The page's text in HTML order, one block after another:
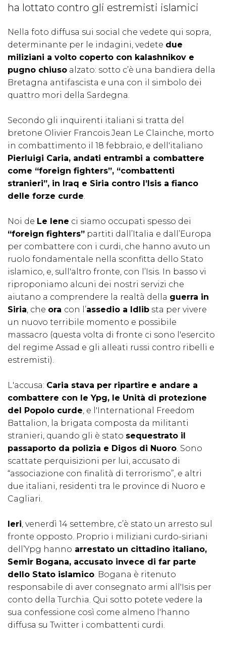
ha lottato contro gli estremisti islamici
Nella foto diffusa sui social che vedete qui sopra,
determinante per le indagini, vedete due
miliziani a volto coperto con kalashnikov e
pugno chiuso alzato: sotto c’è una bandiera della
Bretagna antifascista e una con il simbolo dei
quattro mori della Sardegna.
Secondo gli inquirenti italiani si tratta del
bretone Olivier Francois Jean Le Clainche, morto
in combattimento il 18 febbraio, e dell'italiano
Pierluigi Caria, andati entrambi a combattere
come “foreign fighters”, “combattenti
stranieri”, in Iraq e Siria contro l’Isis a fianco
delle forze curde.
Noi de Le Iene ci siamo occupati spesso dei
“foreign fighters” partiti dall’Italia e dall’Europa
per combattere con i curdi, che hanno avuto un
ruolo fondamentale nella sconfitta dello Stato
islamico, e, sull'altro fronte, con l’Isis. In basso vi
riproponiamo alcuni dei nostri servizi che
aiutano a comprendere la realtà della guerra in
Siria, che ora con l’assedio a Idlib sta per vivere
un nuovo terribile momento e possibile
massacro (questa volta di fronte ci sono l'esercito
del regime Assad e gli alleati russi contro ribelli e
estremisti).
L'accusa: Caria stava per ripartire e andare a
combattere con le Ypg, le Unità di protezione
del Popolo curde, e l'International Freedom
Battalion, la brigata composta da militanti
stranieri, quando gli è stato sequestrato il
passaporto da polizia e Digos di Nuoro. Sono
scattate perquisizioni per lui, accusato di
“associazione con finalità di terrorismo”, e altri
due italiani, residenti tra le province di Nuoro e
Cagliari.
Ieri, venerdì 14 settembre, c’è stato un arresto sul
fronte opposto. Proprio i miliziani curdo-siriani
dell’Ypg hanno arrestato un cittadino italiano,
Semir Bogana, accusato invece di far parte
dello Stato islamico. Bogana è ritenuto
responsabile di aver consegnato armi all'Isis per
conto della Turchia. Qui sotto potete vedere la
sua confessione così come almeno l'hanno
diffusa su Twitter i combattenti curdi.